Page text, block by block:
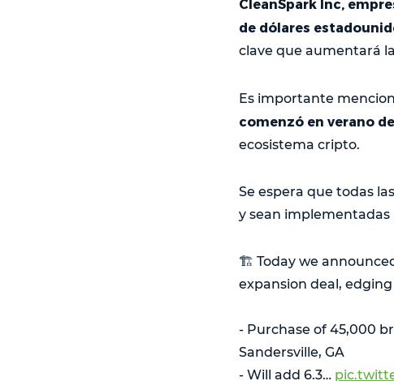
CleanSpark Inc,
de dólares
clave que aumentará
Es importante
comenzó en verano
ecosistema cripto.
Se espera que todas
y sean implementadas
🏗️ Today we
expansion deal,
- Purchase of 45,000
Sandersville, GA
- Will add 6.3…